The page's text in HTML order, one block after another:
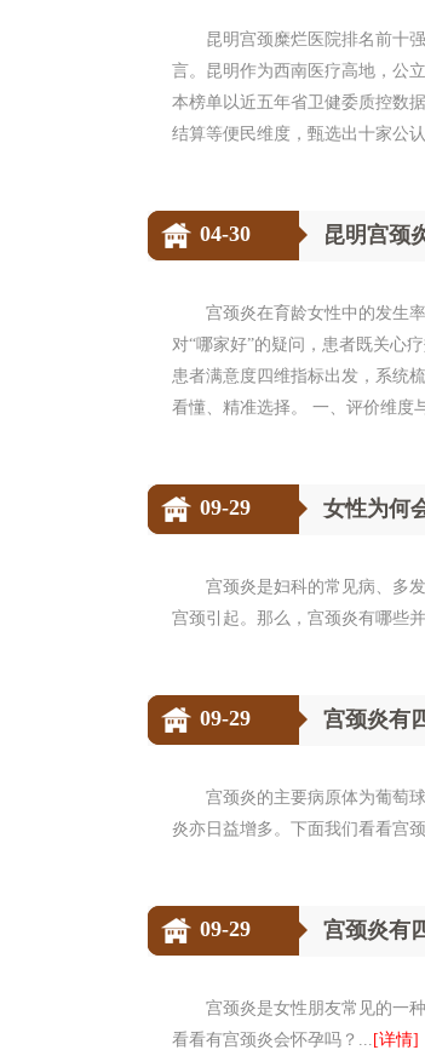
昆明宫颈糜烂医院排名前十
言。昆明作为西南医疗高地，公
本榜单以近五年省卫健委质控数
结算等便民维度，甄选出十家公
04-30 昆明宫颈
宫颈炎在育龄女性中的发生
对“哪家好”的疑问，患者既关心
患者满意度四维指标出发，系统
看懂、精准选择。 一、评价维度
09-29 女性为何
宫颈炎是妇科的常见病、多
宫颈引起。那么，宫颈炎有哪些
09-29 宫颈炎有
宫颈炎的主要病原体为葡萄
炎亦日益增多。下面我们看看宫
09-29 宫颈炎有
宫颈炎是女性朋友常见的一
看看有宫颈炎会怀孕吗？... [详情]